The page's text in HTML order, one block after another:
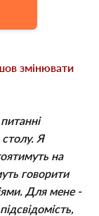
змінювати
столу. Я
на
говорити
Для мене -